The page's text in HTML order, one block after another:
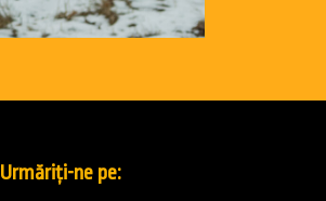
Urmăriți-ne pe: